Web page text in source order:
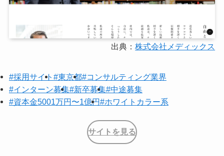
出典：株式会社メディックス
#採用サイト #東京都#コンサルティング業界
#インターン募集#新卒募集#中途募集
#資本金5001万円〜1億円#ホワイトカラー系
サイトを見る